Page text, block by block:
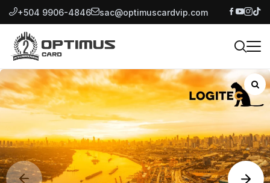
+504 9906-4846 sac@optimuscardvip.com